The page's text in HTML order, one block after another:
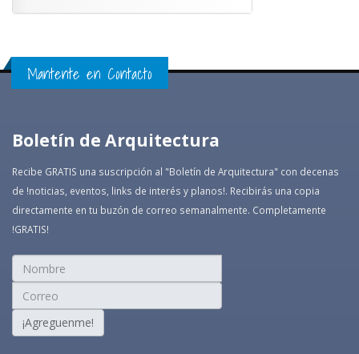
Mantente en Contacto
Boletín de Arquitectura
Recibe GRATIS una suscripción al "Boletín de Arquitectura" con decenas
de !noticias, eventos, links de interés y planos!. Recibirás una copia
directamente en tu buzón de correo semanalmente. Completamente
!GRATIS!
¡Agreguenme!